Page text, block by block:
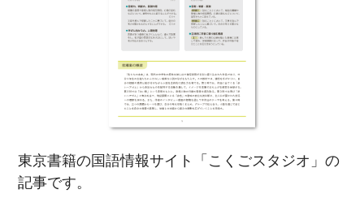
東京書籍の国語情報サイト「こくごスタジオ」の
記事です。